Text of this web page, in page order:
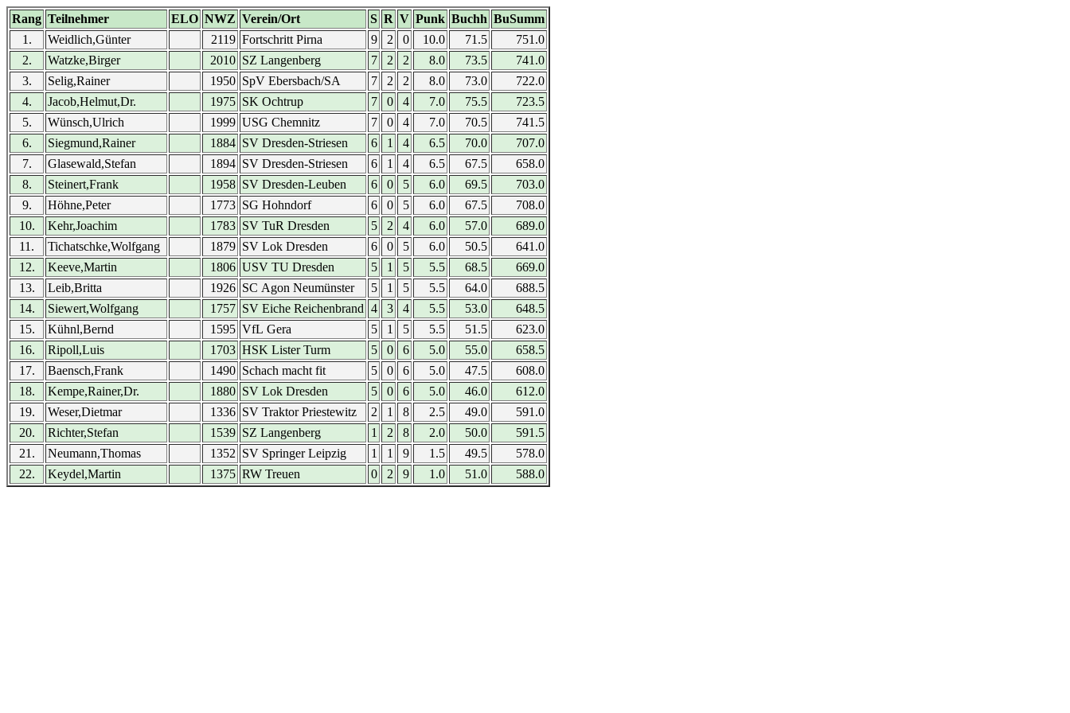
Rang Teilnehmer ELO NWZ Verein/Ort S R V Punk Buchh BuSumm
1.
Weidlich,Günter 2119 Fortschritt Pirna 9 2 0 10.0 71.5
751.0
2.
Watzke,Birger 2010 SZ Langenberg 7 2 2 8.0 73.5
741.0
3.
Selig,Rainer 1950 SpV Ebersbach/SA 7 2 2 8.0 73.0
722.0
4.
Jacob,Helmut,Dr. 1975 SK Ochtrup 7 0 4 7.0 75.5
723.5
5.
Wünsch,Ulrich 1999 USG Chemnitz 7 0 4 7.0 70.5
741.5
6.
Siegmund,Rainer 1884 SV Dresden-Striesen 6 1 4 6.5 70.0
707.0
7.
Glasewald,Stefan 1894 SV Dresden-Striesen 6 1 4 6.5 67.5
658.0
8.
Steinert,Frank 1958 SV Dresden-Leuben 6 0 5 6.0 69.5
703.0
9.
Höhne,Peter 1773 SG Hohndorf 6 0 5 6.0 67.5
708.0
10.
Kehr,Joachim 1783 SV TuR Dresden 5 2 4 6.0 57.0
689.0
11.
Tichatschke,Wolfgang 1879 SV Lok Dresden 6 0 5 6.0 50.5
641.0
12.
Keeve,Martin 1806 USV TU Dresden 5 1 5 5.5 68.5
669.0
13.
Leib,Britta 1926 SC Agon Neumünster 5 1 5 5.5 64.0
688.5
14.
Siewert,Wolfgang 1757 SV Eiche Reichenbrand 4 3 4 5.5 53.0
648.5
15.
Kühnl,Bernd 1595 VfL Gera 5 1 5 5.5 51.5
623.0
16.
Ripoll,Luis 1703 HSK Lister Turm 5 0 6 5.0 55.0
658.5
17.
Baensch,Frank 1490 Schach macht fit 5 0 6 5.0 47.5
608.0
18.
Kempe,Rainer,Dr. 1880 SV Lok Dresden 5 0 6 5.0 46.0
612.0
19.
Weser,Dietmar 1336 SV Traktor Priestewitz 2 1 8 2.5 49.0
591.0
20.
Richter,Stefan 1539 SZ Langenberg 1 2 8 2.0 50.0
591.5
21.
Neumann,Thomas 1352 SV Springer Leipzig 1 1 9 1.5 49.5
578.0
22.
Keydel,Martin 1375 RW Treuen 0 2 9 1.0 51.0 588.0